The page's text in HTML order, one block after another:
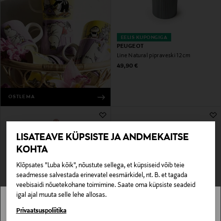
LISATEAVE KÜPSISTE JA ANDMEKAITSE
KOHTA
Klõpsates "Luba kõik", nõustute sellega, et küpsiseid võib teie
seadmesse salvestada erinevatel eesmärkidel, nt. B. et tagada
veebisaidi nõuetekohane toimimine. Saate oma küpsiste seadeid
igal ajal muuta selle lehe allosas.
Privaatsuspoliitika
OSTLEMA
EELIS KUPONGIGA
PEUGEOT
Line Natural pipraveski 12 cm
Original Price
49,90 €
PEUGEOT
Stockmann pole Sinu riigis saadaval.